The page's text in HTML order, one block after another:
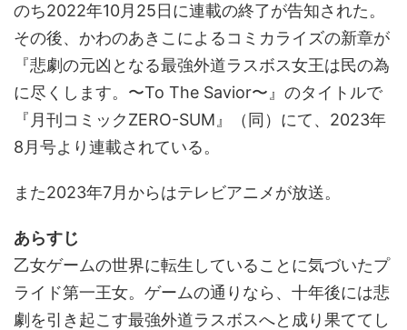
のち2022年10月25日に連載の終了が告知された。
その後、かわのあきこによるコミカライズの新章が
『悲劇の元凶となる最強外道ラスボス女王は民の為
に尽くします。〜To The Savior〜』のタイトルで
『月刊コミックZERO-SUM』（同）にて、2023年
8月号より連載されている。
また2023年7月からはテレビアニメが放送。
あらすじ
乙女ゲームの世界に転生していることに気づいたプ
ライド第一王女。ゲームの通りなら、十年後には悲
劇を引き起こす最強外道ラスボスへと成り果ててし